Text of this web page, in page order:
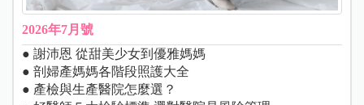
2026年7月號
● 謝沛恩 從甜美少女到優雅媽媽
● 剖婦產媽媽各階段照護大全
● 產檢與生產醫院怎麼選？